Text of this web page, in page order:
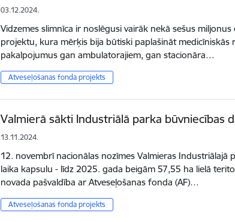
03.12.2024.
Vidzemes slimnīca ir noslēgusi vairāk nekā sešus miljonus
projektu, kura mērķis bija būtiski paplašināt medicīniskās
pakalpojumus gan ambulatorajiem, gan stacionāra…
Atveseļošanas fonda projekts
Valmierā sākti Industriālā parka būvniecības
13.11.2024.
12. novembrī nacionālas nozīmes Valmieras Industriālajā
laika kapsulu - līdz 2025. gada beigām 57,55 ha lielā
novada pašvaldība ar Atveseļošanas fonda (AF)…
Atveseļošanas fonda projekts